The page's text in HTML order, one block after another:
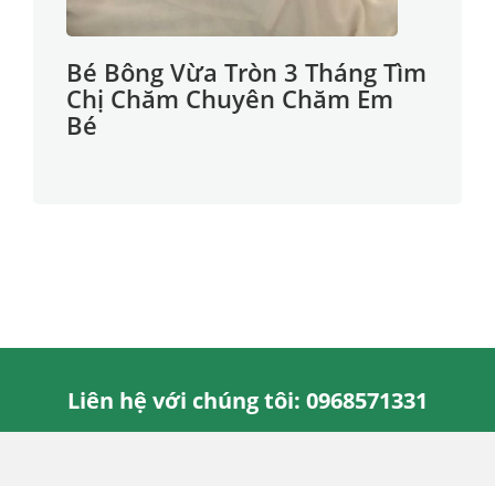
Bé Bông Vừa Tròn 3 Tháng Tìm
Chị Chăm Chuyên Chăm Em
Bé
Liên hệ với chúng tôi: 0968571331